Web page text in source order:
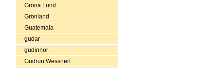
Gröna Lund
Grönland
Guatemala
gudar
gudinnor
Gudrun Wessnert